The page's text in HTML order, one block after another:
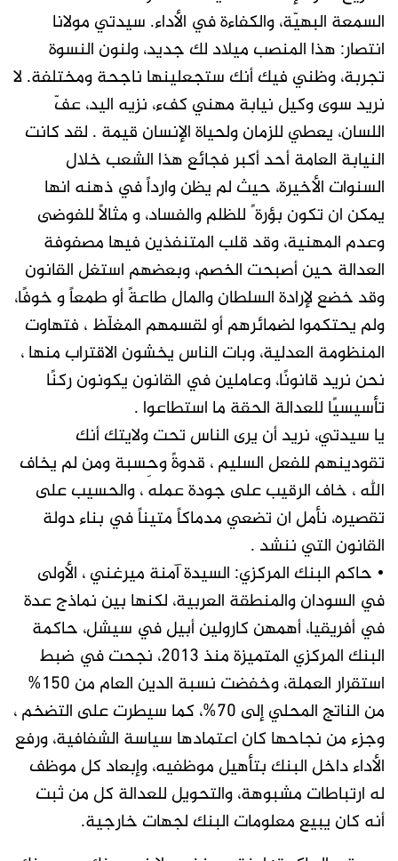
السمعة البهيّة، والكفاءة في الأداء. سيدتي مولانا
انتصار: هذا المنصب ميلاد لك جديد، ولنون النسوة
تجربة، وظني فيك أنك ستجعلينها ناجحة ومختلفة. لا
نريد سوى وكيل نيابة مهني كفء، نزيه اليد، عفّ
اللسان، يعطي للزمان ولحياة الإنسان قيمة . لقد كانت
النيابة العامة أحد أكبر فجائع هذا الشعب خلال
السنوات الأخيرة، حيث لم يظن وارداً في ذهنه انها
يمكن ان تكون بؤرة ً للظلم والفساد، و مثالًا للفوضى
وعدم المهنية، وقد قلب المتنفذين فيها مصفوفة
العدالة حين أصبحت الخصم، وبعضهم استغل القانون
وقد خضع لإرادة السلطان والمال طاعةً أو طمعاً و خوفًا،
ولم يحتكموا لضمائرهم أو لقسمهم المغلّظ ، فتهاوت
المنظومة العدلية، وبات الناس يخشون الاقتراب منها ،
نحن نريد قانونًا، وعاملين في القانون يكونون ركنًا
تأسيسيًا للعدالة الحقة ما استطاعوا .
يا سيدتي، نريد أن يرى الناس تحت ولايتك أنك
تقودينهم للفعل السليم ، قدوةً وحِسبة ومن لم يخاف
الله ، خاف الرقيب على جودة عمله ، والحسيب على
تقصيره، نأمل ان تضعي مدماكاً متيناً في بناء دولة
القانون التي ننشد .
• حاكم البنك المركزي: السيدة آمنة ميرغني ، الأولى
في السودان والمنطقة العربية، لكنها بين نماذج عدة
في أفريقيا، أهمهن كارولين أبيل في سيشل، حاكمة
البنك المركزي المتميزة منذ 2013، نجحت في ضبط
استقرار العملة، وخفضت نسبة الدين العام من 150%
من الناتج المحلي إلى 70%، كما سيطرت على التضخم ،
وجزء من نجاحها كان اعتمادها سياسة الشفافية، ورفع
الأداء داخل البنك بتأهيل موظفيه، وإبعاد كل موظف
له ارتباطات مشبوهة، والتحويل للعدالة كل من ثبت
أنه كان يبيع معلومات البنك لجهات خارجية.